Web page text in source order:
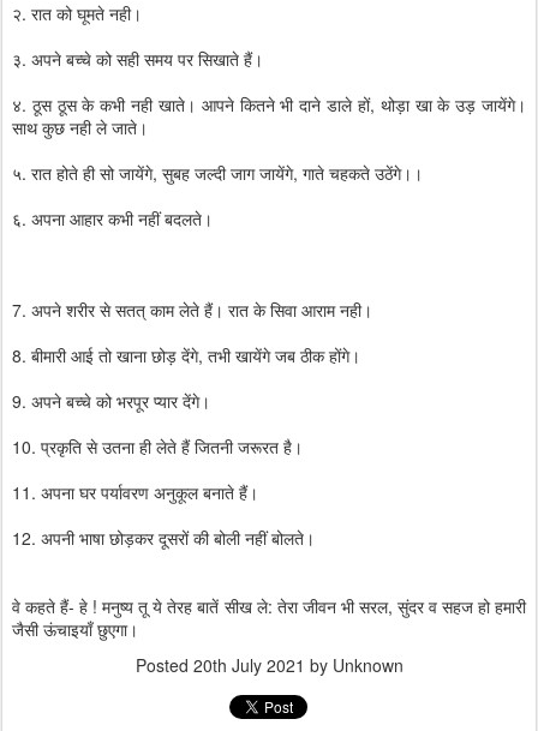
२. रात को घूमते नही।
३. अपने बच्चे को सही समय पर सिखाते हैं।
४. ठूस ठूस के कभी नही खाते। आपने कितने भी दाने डाले हों, थोड़ा खा के उड़ जायेंगे।
साथ कुछ नही ले जाते।
५. रात होते ही सो जायेंगे, सुबह जल्दी जाग जायेंगे, गाते चहकते उठेंगे।।
६. अपना आहार कभी नहीं बदलते।
7. अपने शरीर से सतत् काम लेते हैं। रात के सिवा आराम नही।
8. बीमारी आई तो खाना छोड़ देंगे, तभी खायेंगे जब ठीक होंगे।
9. अपने बच्चे को भरपूर प्यार देंगे।
10. प्रकृति से उतना ही लेते हैं जितनी जरूरत है।
11. अपना घर पर्यावरण अनुकूल बनाते हैं।
12. अपनी भाषा छोड़कर दूसरों की बोली नहीं बोलते।
वे कहते हैं- हे ! मनुष्य तू ये तेरह बातें सीख ले: तेरा जीवन भी सरल, सुंदर व सहज हो हमारी
जैसी ऊंचाइयाँ छुएगा।
Posted 20th July 2021 by Unknown